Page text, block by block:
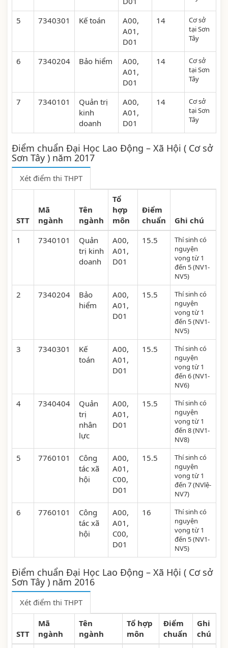
5 7340301 Kế toán
A00,
A01,
D01
14
Cơ sở
tại Sơn
Tây
6 7340204 Bảo hiểm
A00,
A01,
D01
14
Cơ sở
tại Sơn
Tây
7 7340101
Quản trị
kinh
doanh
A00,
A01,
D01
14
Cơ sở
tại Sơn
Tây
Điểm chuẩn Đại Học Lao Động – Xã Hội ( Cơ sở
Sơn Tây ) năm 2017
Xét điểm thi THPT
STT
Mã
ngành
Tên
ngành
Tổ
hợp
môn
Điểm
chuẩn
Ghi chú
1
7340101
Quản
trị kinh
doanh
A00,
A01,
D01
15.5
Thí sinh có
nguyện
vọng từ 1
đến 5 (NV1-
NV5)
2 7340204
Bảo
hiểm
A00,
A01,
D01
15.5
Thí sinh có
nguyện
vọng từ 1
đến 5 (NV1-
NV5)
3 7340301
Kế
toán
A00,
A01,
D01
15.5
Thí sinh có
nguyện
vọng từ 1
đến 6 (NV1-
NV6)
4 7340404
Quản
trị
nhân
lực
A00,
A01,
D01
15.5
Thí sinh có
nguyện
vọng từ 1
đến 8 (NV1-
NV8)
5 7760101
Công
tác xã
hội
A00,
A01,
C00,
D01
15.5
Thí sinh có
nguyện
vọng từ 1
đến 7 (NVlệ-
NV7)
6 7760101
Công
tác xã
hội
A00,
A01,
C00,
D01
16
Thí sinh có
nguyện
vọng từ 1
đến 5 (NV1-
NV5)
Điểm chuẩn Đại Học Lao Động – Xã Hội ( Cơ sở
Sơn Tây ) năm 2016
Xét điểm thi THPT
STT
Mã
ngành
Tên
ngành
Tổ hợp
môn
Điểm
chuẩn
Ghi
chú